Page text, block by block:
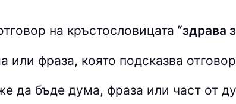
на кръстословицата “здрава
или фраза, която подсказва
да бъде дума, фраза или част от